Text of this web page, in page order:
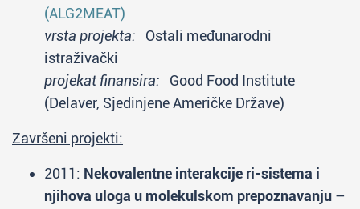
(ALG2MEAT)
vrsta projekta: Ostali međunarodni
istraživački
projekat finansira: Good Food Institute
(Delaver, Sjedinjene Američke Države)
Završeni projekti:
2011: Nekovalentne interakcije ri-sistema i
njihova uloga u molekulskom prepoznavanju –